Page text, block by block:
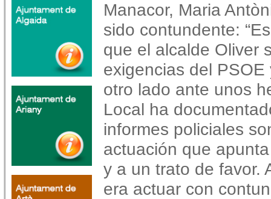
Manacor, Maria
sido contundente:
que el alcalde Oliver
exigencias del
otro lado ante unos
Local ha
informes policiales
actuación que
y a un trato de favor.
era actuar con